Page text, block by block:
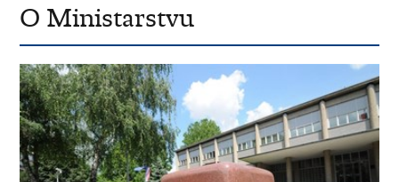
O Ministarstvu